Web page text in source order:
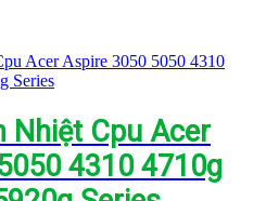
Nhiệt Cpu Acer
4310 4710g